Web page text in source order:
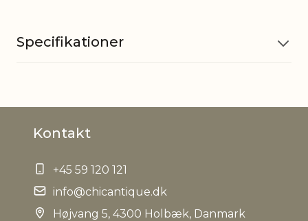
Specifikationer
Batteri
EAN
Tariffnumber 9405499090
Kontakt
+45 59 120 121
info@chicantique.dk
Højvang 5, 4300 Holbæk, Danmark